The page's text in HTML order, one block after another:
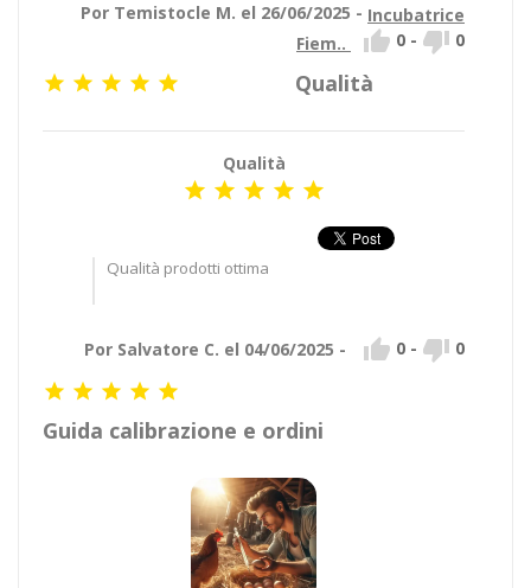
Por Temistocle M. el 26/06/2025 - Incubatrice
Fiem..
 0 -  0
     Qualità
Qualità
    
Qualità prodotti ottima
Por Salvatore C. el 04/06/2025 -  0 -  0
    
Guida calibrazione e ordini